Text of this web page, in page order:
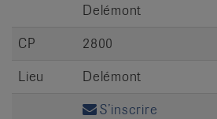
Delémont
CP
2800
Lieu
Delémont
S’inscrire